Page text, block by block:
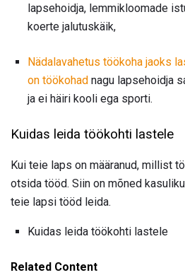
lapsehoidja, lemmikloomade
koerte jalutuskäik,
Nädalavahetus töökoha jaoks
on töökohad nagu lapsehoidja
ja ei häiri kooli ega sporti.
Kuidas leida töökohti lastele
Kui teie laps on määranud, millist
otsida tööd. Siin on mõned
teie lapsi tööd leida.
Kuidas leida töökohti lastele
Related Content